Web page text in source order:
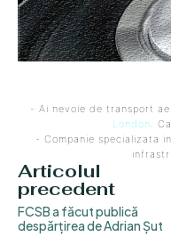
- Ai nevoie de transport
London.
- Companie specializata
Articolul
precedent
FCSB a făcut publică
despărțirea de Adrian Șut